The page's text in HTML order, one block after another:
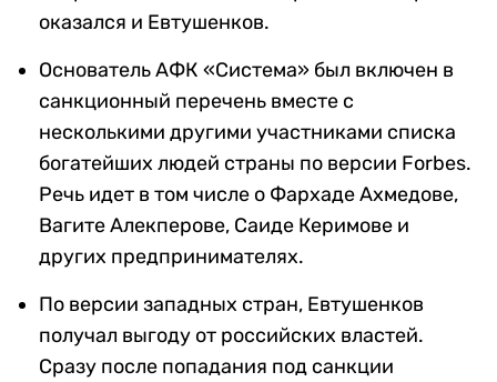
оказался и Евтушенков.
Основатель АФК «Система» был включен в
санкционный перечень вместе с
несколькими другими участниками списка
богатейших людей страны по версии Forbes.
Речь идет в том числе о Фархаде Ахмедове,
Вагите Алекперове, Саиде Керимове и
других предпринимателях.
По версии западных стран, Евтушенков
получал выгоду от российских властей.
Сразу после попадания под санкции